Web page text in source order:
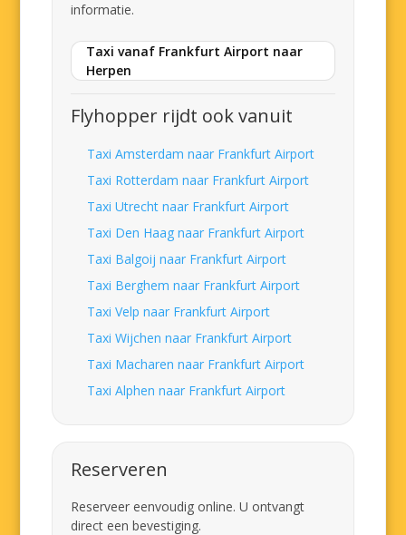
informatie.
Taxi vanaf Frankfurt Airport naar
Herpen
Flyhopper rijdt ook vanuit
Taxi Amsterdam naar Frankfurt Airport
Taxi Rotterdam naar Frankfurt Airport
Taxi Utrecht naar Frankfurt Airport
Taxi Den Haag naar Frankfurt Airport
Taxi Balgoij naar Frankfurt Airport
Taxi Berghem naar Frankfurt Airport
Taxi Velp naar Frankfurt Airport
Taxi Wijchen naar Frankfurt Airport
Taxi Macharen naar Frankfurt Airport
Taxi Alphen naar Frankfurt Airport
Reserveren
Reserveer eenvoudig online. U ontvangt
direct een bevestiging.